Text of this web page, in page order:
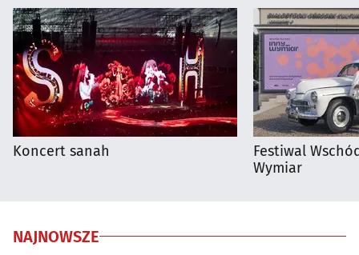
Koncert sanah
Festiwal
Wymiar
NAJNOWSZE